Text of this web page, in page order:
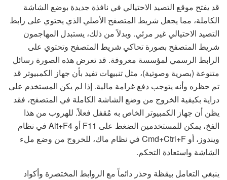
قد يفتح موقع التصيد الاحتيالي في نافذة جديدة بوضع الشاشة
الكاملة، مما يجعل شريط المتصفح الأصلي الذي يحتوي على رابط
التصيد الاحتيالي غير مرئي. وبدلاً من ذلك، يستبدل المهاجمون
شريط المتصفح بصورة تحاكي شريط المتصفح وتحتوي على
الرابط الرسمي لمؤسسة معروفة. قد تعرض هذه الصورة رسائل
متنوعة (بصرية وصوتية)، مثل تنبيهات تفيد بأن جهاز الكمبيوتر قد
تم حظره وأنه يتوجب دفع غرامة مالية. إذا لم يكن المستخدم على
دراية بكيفية الخروج من وضع الشاشة الكاملة في المتصفح، فقد
يظن أن جهاز الكمبيوتر الخاص به مُقفل فعلاً. للهروب من هذا
الفخ، يمكن للمستخدمين الضغط على F11 أو Alt+F4 في نظام
ويندوز، أو Cmd+Ctrl+F في نظام ماك، للخروج من وضع ملء
الشاشة واستعادة التحكم.
ينبغي التعامل بيقظة وحذر دائماً مع الروابط المختصرة وأكواد